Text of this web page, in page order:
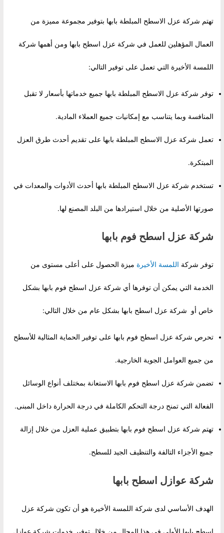
تهتم شركة عزل الاسطح المبلطة بابها بتوفير مجموعة مميزة من
العمال المؤهلين للعمل في شركة عزل اسطح بابها ومن أهمها شركة
اللمسة الأخيرة التي تعمل على توفير التالي:
توفر شركة عزل الاسطح المبلطة بابها جميع خدماتها بأسعار لا تقبل
المنافسة وبما يتناسب مع إمكانيات جميع العملاء المادية.
تعمل شركة عزل الاسطح المبلطة بابها على تقديم أحدث طرق العزل
المبتكرة.
تستخدم شركة عزل الاسطح المبلطة بابها أحدث الأدوات والمعدات في
صورتها الأصلية من خلال استيرادها من البلد المصنع لها.
شركة عزل اسطح فوم بابها
توفر شركة اللمسة الأخيرة ميزة الحصول على أعلى مستوى من
الخدمة التي يمكن أن توفرها أي شركة عزل اسطح فوم بابها بشكل
خاص أو شركة عزل اسطح بابها بشكل عام من خلال التالي:
تحرص شركة عزل اسطح فوم بابها على توفير الحماية المثالية للأسطح
من جميع العوامل الجوية الخارجية.
تضمن شركة عزل اسطح فوم بابها الاستعانة بمختلف أنواع الوسائل
الفعالة التي تمنح درجة التحكم الكاملة في درجة الحرارة داخل المبنى.
تهتم شركة عزل اسطح فوم بابها بتطبيق عملية العزل من خلال إزالة
جميع الأجزاء التالفة والتنظيف الجيد للسطح.
شركة عوازل اسطح بابها
الهدف الأساسي لدى شركة اللمسة الأخيرة هو أن تكون شركة عزل